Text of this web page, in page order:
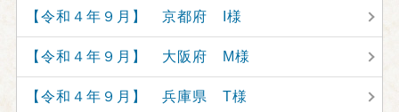
【令和４年９月】 京都府 I様
【令和４年９月】 大阪府 M様
【令和４年９月】 兵庫県 T様